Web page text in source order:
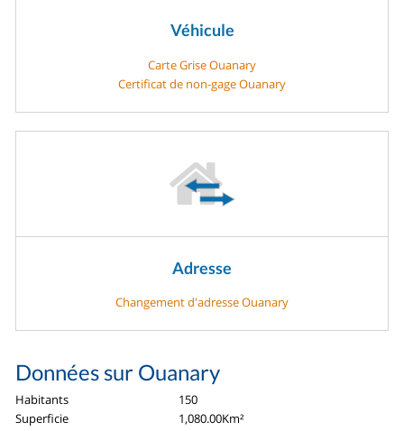
Véhicule
Carte Grise Ouanary
Certificat de non-gage Ouanary
Adresse
Changement d'adresse Ouanary
Données sur Ouanary
Habitants
150
Superficie
1,080.00Km²